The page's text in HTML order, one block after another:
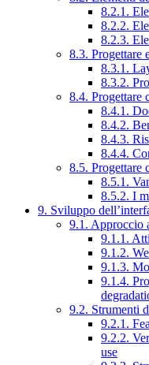
8.2.1.
8.2.2.
8.2.3.
8.3. Progettare
8.3.1.
8.3.2.
8.4. Progettare
8.4.1.
8.4.2.
8.4.3.
8.4.4.
8.5. Progettare
8.5.1.
8.5.2. I
9. Sviluppo
9.1. Approccio
9.1.1.
9.1.2.
9.1.3.
9.1.4.
9.2. Strumenti
9.2.1.
9.2.2.
use